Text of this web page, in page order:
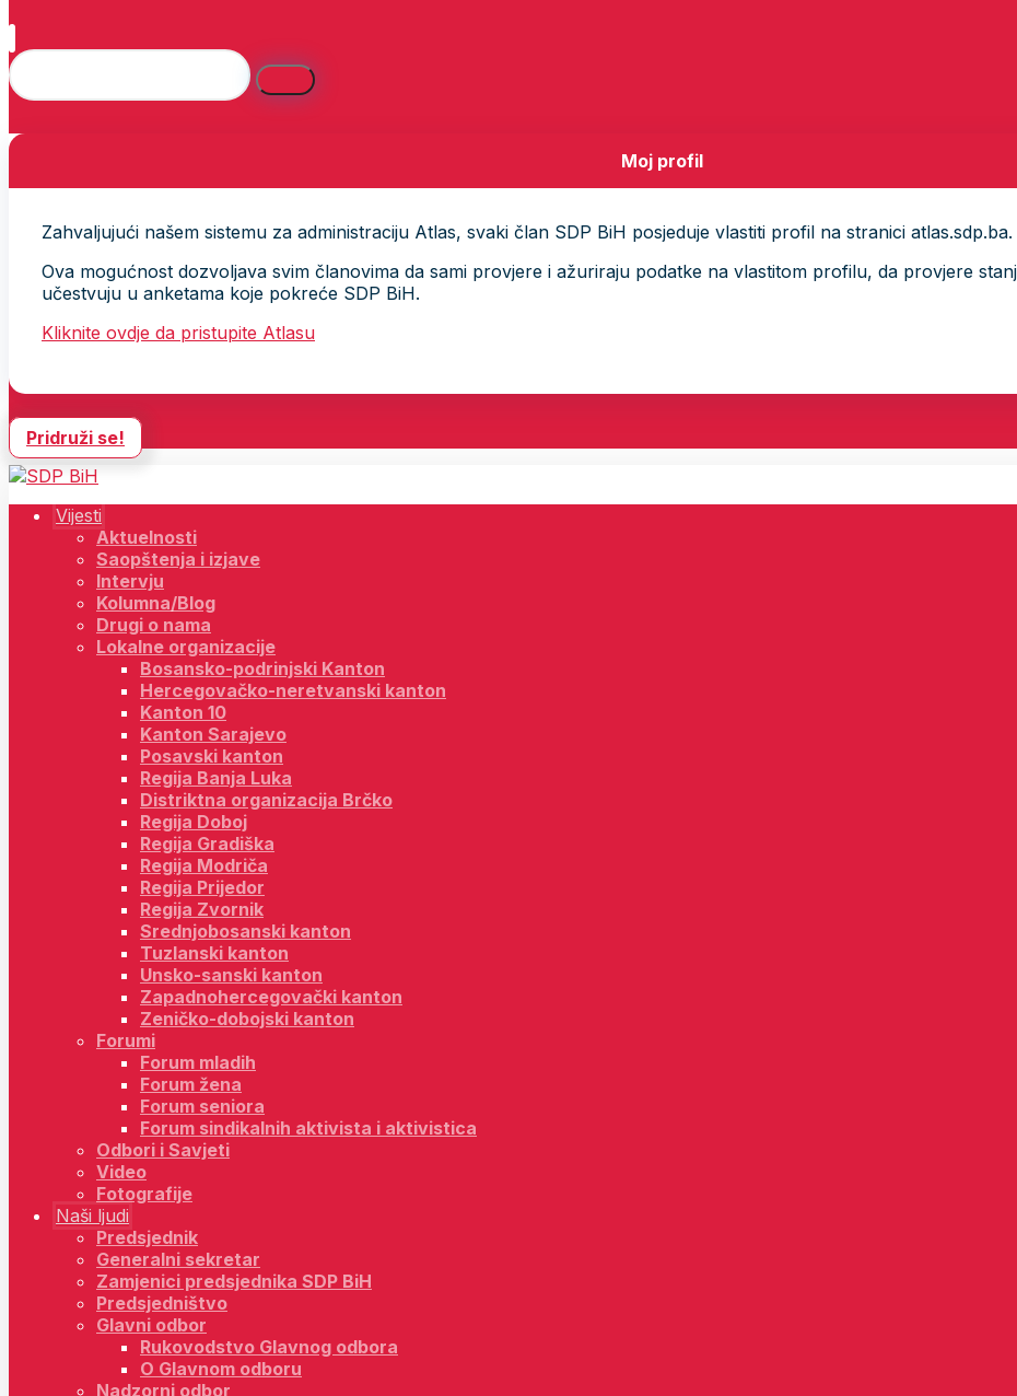
Moj profil
Zahvaljujući našem sistemu za administraciju Atlas, svaki član SDP BiH posjeduje vlastiti profil na stranici atlas.sdp.ba.
Ova mogućnost dozvoljava svim članovima da sami provjere i ažuriraju podatke na vlastitom profilu, da provjere
učestvuju u anketama koje pokreće SDP BiH.
Kliknite ovdje da pristupite Atlasu
Pridruži se!
Vijesti
Aktuelnosti
Saopštenja i izjave
Intervju
Kolumna/Blog
Drugi o nama
Lokalne organizacije
Bosansko-podrinjski Kanton
Hercegovačko-neretvanski kanton
Kanton 10
Kanton Sarajevo
Posavski kanton
Regija Banja Luka
Distriktna organizacija Brčko
Regija Doboj
Regija Gradiška
Regija Modriča
Regija Prijedor
Regija Zvornik
Srednjobosanski kanton
Tuzlanski kanton
Unsko-sanski kanton
Zapadnohercegovački kanton
Zeničko-dobojski kanton
Forumi
Forum mladih
Forum žena
Forum seniora
Forum sindikalnih aktivista i aktivistica
Odbori i Savjeti
Video
Fotografije
Naši ljudi
Predsjednik
Generalni sekretar
Zamjenici predsjednika SDP BiH
Predsjedništvo
Glavni odbor
Rukovodstvo Glavnog odbora
O Glavnom odboru
Nadzorni odbor